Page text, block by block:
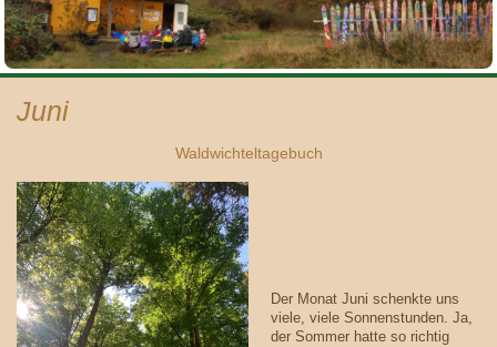
Juni
Waldwichteltagebuch
Der Monat Juni schenkte uns
viele, viele Sonnenstunden. Ja,
der Sommer hatte so richtig